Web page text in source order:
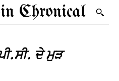
Chronical
ਦੇ ਮੁੜ